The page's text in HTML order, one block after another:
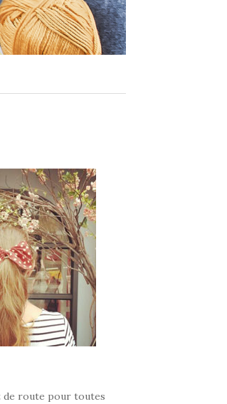
de route pour toutes